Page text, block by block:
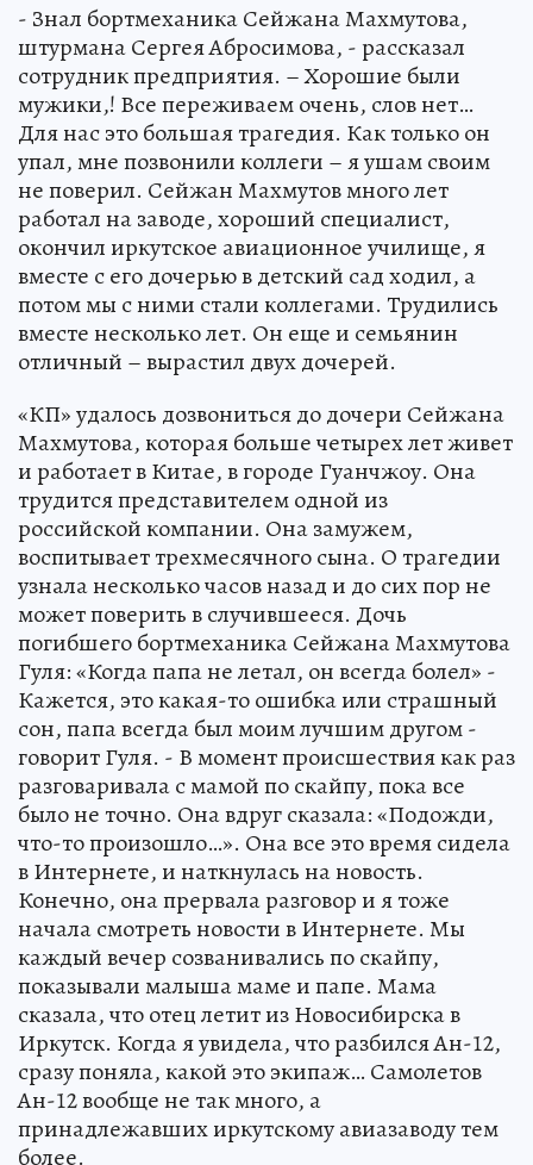
- Знал бортмеханика Сейжана Махмутова,
штурмана Сергея Абросимова, - рассказал
сотрудник предприятия. – Хорошие были
мужики,! Все переживаем очень, слов нет…
Для нас это большая трагедия. Как только он
упал, мне позвонили коллеги – я ушам своим
не поверил. Сейжан Махмутов много лет
работал на заводе, хороший специалист,
окончил иркутское авиационное училище, я
вместе с его дочерью в детский сад ходил, а
потом мы с ними стали коллегами. Трудились
вместе несколько лет. Он еще и семьянин
отличный – вырастил двух дочерей.
«КП» удалось дозвониться до дочери Сейжана
Махмутова, которая больше четырех лет живет
и работает в Китае, в городе Гуанчжоу. Она
трудится представителем одной из
российской компании. Она замужем,
воспитывает трехмесячного сына. О трагедии
узнала несколько часов назад и до сих пор не
может поверить в случившееся. Дочь
погибшего бортмеханика Сейжана Махмутова
Гуля: «Когда папа не летал, он всегда болел» -
Кажется, это какая-то ошибка или страшный
сон, папа всегда был моим лучшим другом -
говорит Гуля. - В момент происшествия как раз
разговаривала с мамой по скайпу, пока все
было не точно. Она вдруг сказала: «Подожди,
что-то произошло…». Она все это время сидела
в Интернете, и наткнулась на новость.
Конечно, она прервала разговор и я тоже
начала смотреть новости в Интернете. Мы
каждый вечер созванивались по скайпу,
показывали малыша маме и папе. Мама
сказала, что отец летит из Новосибирска в
Иркутск. Когда я увидела, что разбился Ан-12,
сразу поняла, какой это экипаж… Самолетов
Ан-12 вообще не так много, а
принадлежавших иркутскому авиазаводу тем
более.